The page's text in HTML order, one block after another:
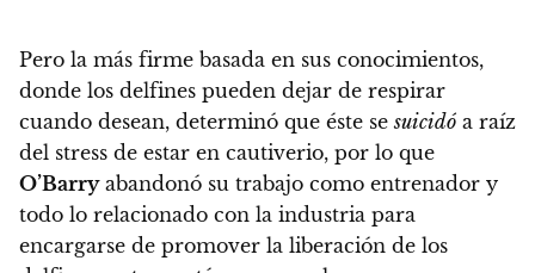
Pero la más firme basada en sus conocimientos,
donde los delfines pueden dejar de respirar
cuando desean, determinó que éste sesuicidó a raíz
del stress de estar en cautiverio, por lo que
O’Barryabandonó su trabajo como entrenador y
todo lo relacionado con la industria para
encargarse de promover la liberación de los